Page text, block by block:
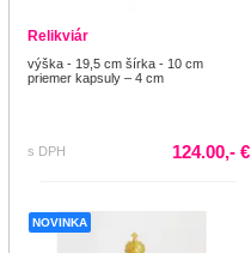
Relikviár
výška - 19,5 cm šírka - 10 cm
priemer kapsuly – 4 cm
s DPH 124.00,- €
NOVINKA